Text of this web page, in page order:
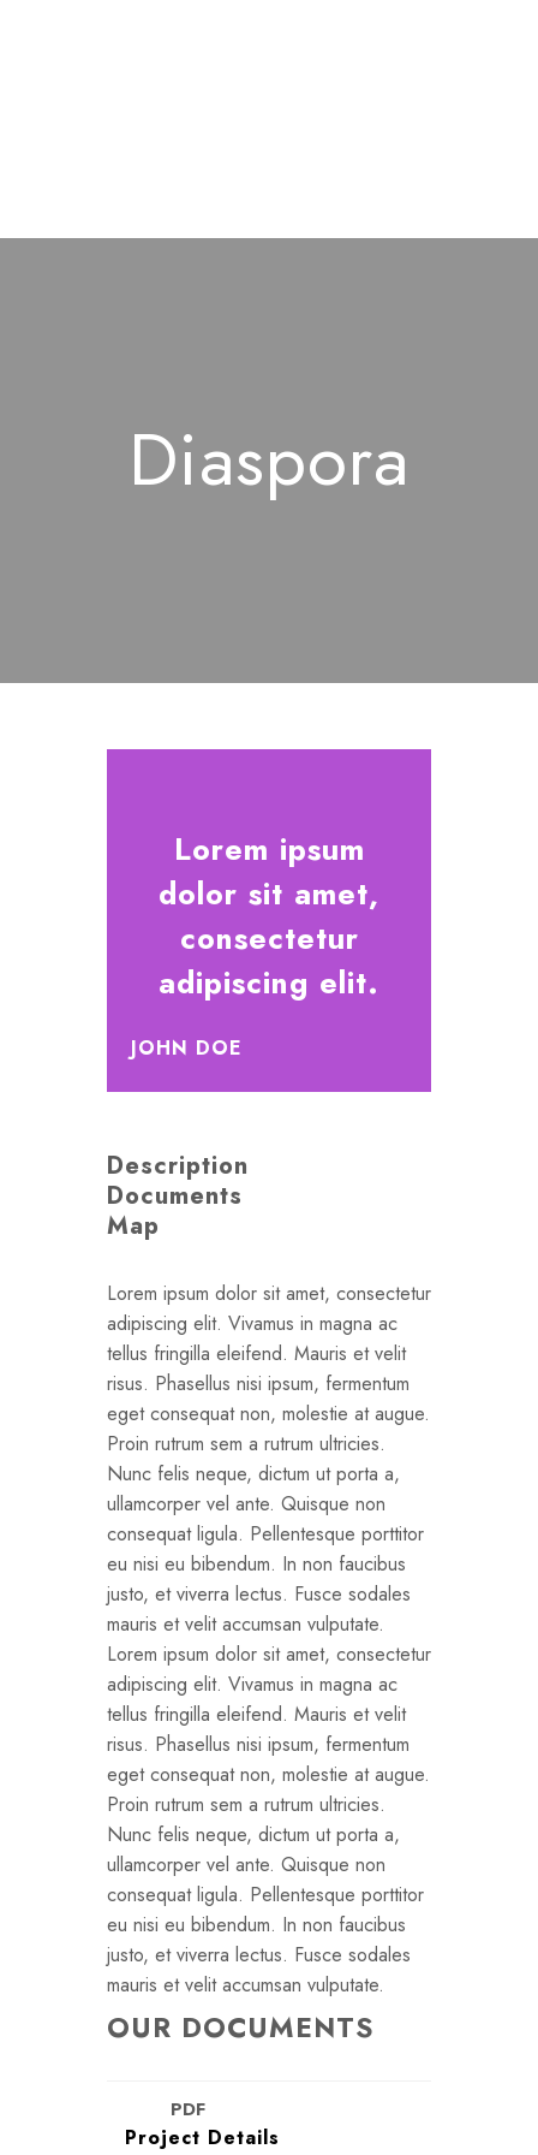
Diaspora
Lorem ipsum
dolor sit amet,
consectetur
adipiscing elit.
JOHN DOE
Description
Documents
Map
Lorem ipsum dolor sit amet, consectetur
adipiscing elit. Vivamus in magna ac
tellus fringilla eleifend. Mauris et velit
risus. Phasellus nisi ipsum, fermentum
eget consequat non, molestie at augue.
Proin rutrum sem a rutrum ultricies.
Nunc felis neque, dictum ut porta a,
ullamcorper vel ante. Quisque non
consequat ligula. Pellentesque porttitor
eu nisi eu bibendum. In non faucibus
justo, et viverra lectus. Fusce sodales
mauris et velit accumsan vulputate.
Lorem ipsum dolor sit amet, consectetur
adipiscing elit. Vivamus in magna ac
tellus fringilla eleifend. Mauris et velit
risus. Phasellus nisi ipsum, fermentum
eget consequat non, molestie at augue.
Proin rutrum sem a rutrum ultricies.
Nunc felis neque, dictum ut porta a,
ullamcorper vel ante. Quisque non
consequat ligula. Pellentesque porttitor
eu nisi eu bibendum. In non faucibus
justo, et viverra lectus. Fusce sodales
mauris et velit accumsan vulputate.
OUR DOCUMENTS
PDF
Project Details